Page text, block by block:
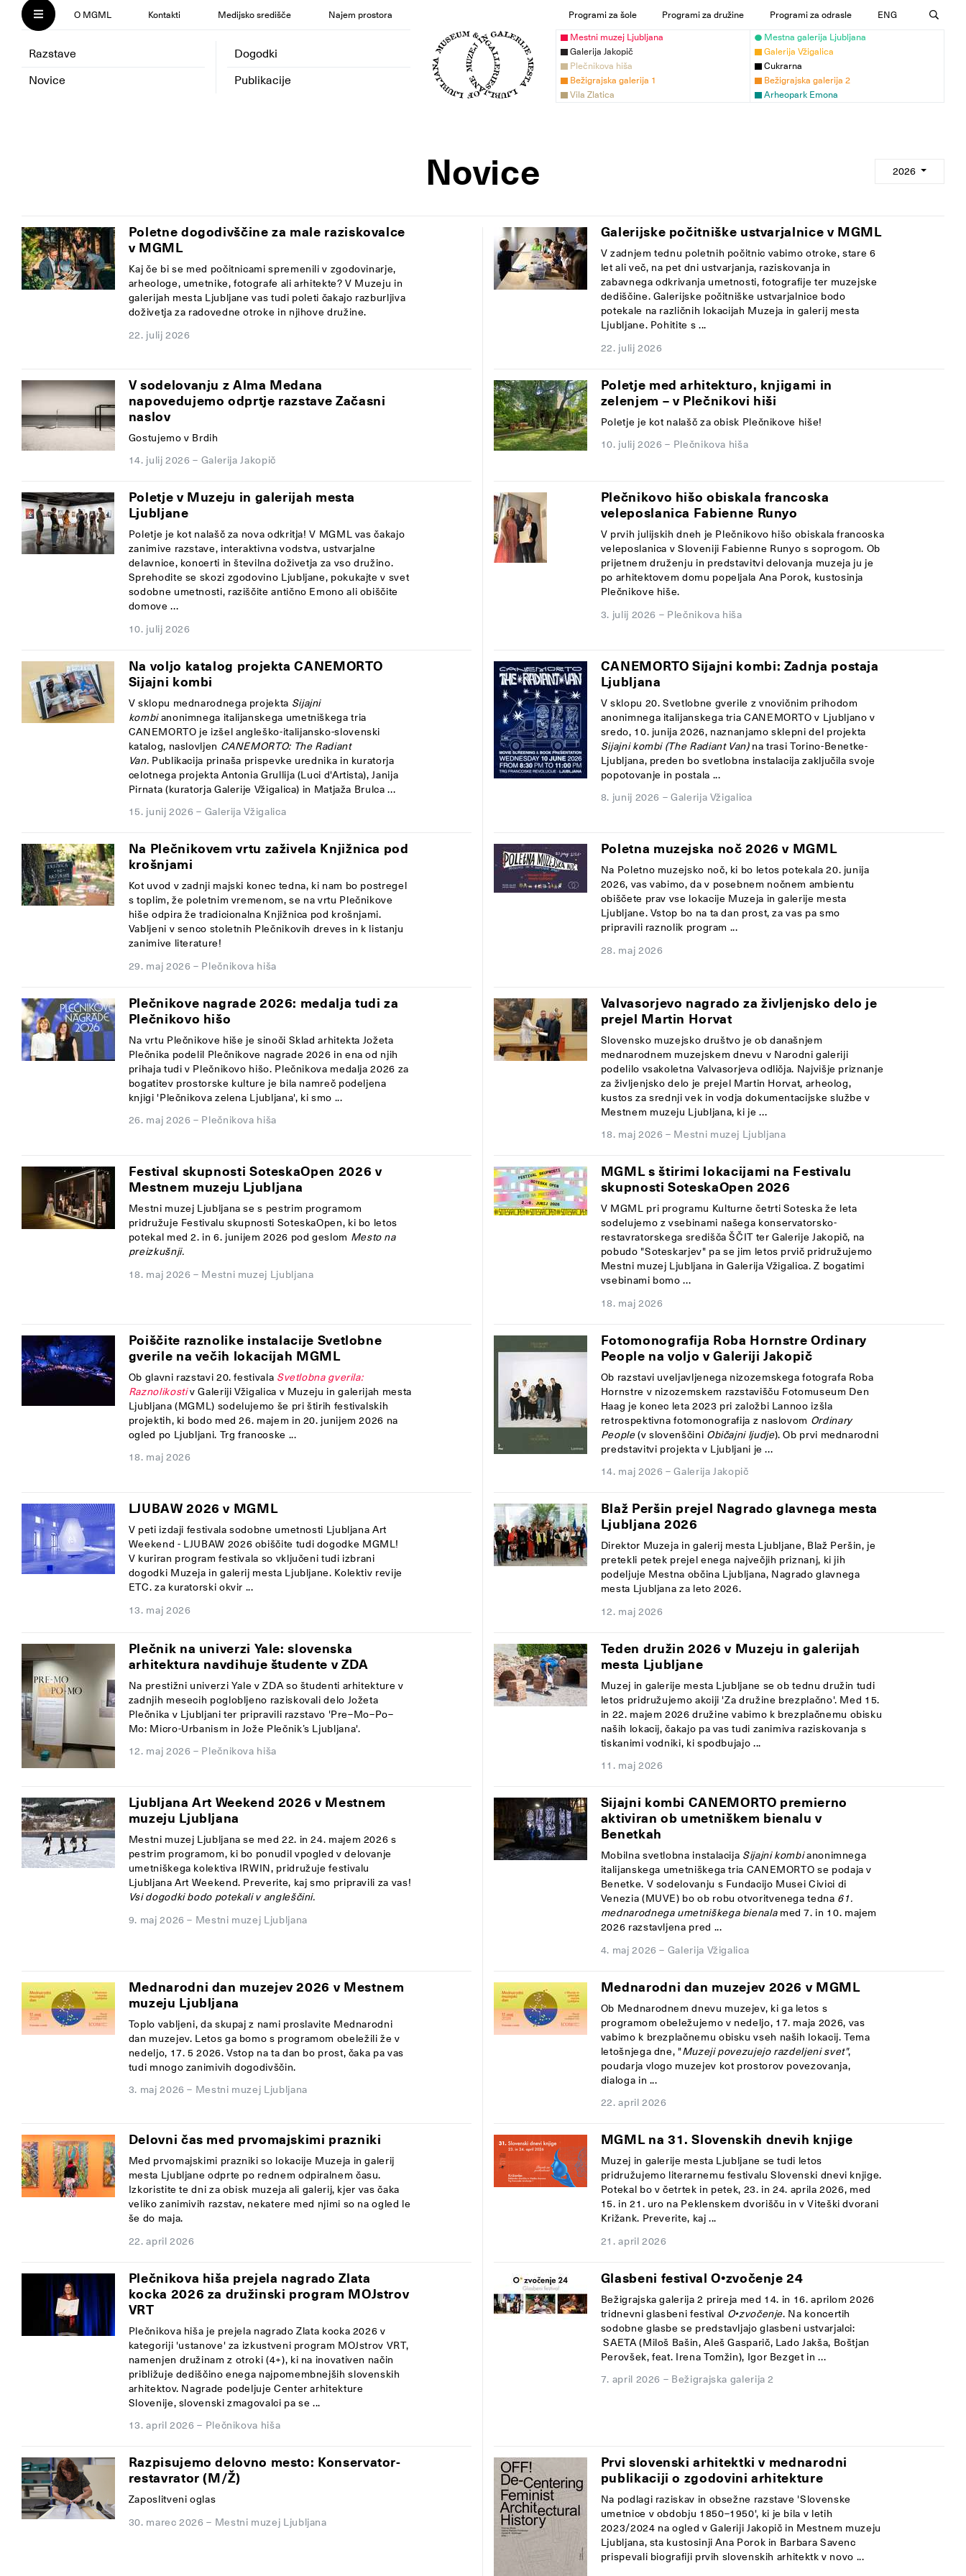
O MGML Kontakti Medijsko središče Najem prostora
Razstave
Dogodki
Novice
Publikacije
Programi za šole Programi za družine Programi za odrasle
ENG
Mestni muzej Ljubljana
Mestna galerija Ljubljana
Galerija Jakopič
Galerija Vžigalica
Plečnikova hiša
Cukrarna
Bežigrajska galerija 1
Bežigrajska galerija 2
Vila Zlatica
Arheopark Emona
Novice 2026
Poletne dogodivščine za male raziskovalce
v MGML
Kaj če bi se med počitnicami spremenili v zgodovinarje,
arheologe, umetnike, fotografe ali arhitekte? V Muzeju in
galerijah mesta Ljubljane vas tudi poleti čakajo razburljiva
doživetja za radovedne otroke in njihove družine.
22. julij 2026
Galerijske počitniške ustvarjalnice v MGML
V zadnjem tednu poletnih počitnic vabimo otroke, stare 6
let ali več, na pet dni ustvarjanja, raziskovanja in
zabavnega odkrivanja umetnosti, fotografije ter muzejske
dediščine. Galerijske počitniške ustvarjalnice bodo
potekale na različnih lokacijah Muzeja in galerij mesta
Ljubljane. Pohitite s ...
22. julij 2026
V sodelovanju z Alma Medana
napovedujemo odprtje razstave Začasni
naslov
Gostujemo v Brdih
14. julij 2026 – Galerija Jakopič
Poletje med arhitekturo, knjigami in
zelenjem – v Plečnikovi hiši
Poletje je kot nalašč za obisk Plečnikove hiše!
10. julij 2026 – Plečnikova hiša
Poletje v Muzeju in galerijah mesta
Ljubljane
Poletje je kot nalašč za nova odkritja! V MGML vas čakajo
zanimive razstave, interaktivna vodstva, ustvarjalne
delavnice, koncerti in številna doživetja za vso družino.
Sprehodite se skozi zgodovino Ljubljane, pokukajte v svet
sodobne umetnosti, raziščite antično Emono ali obiščite
domove ...
10. julij 2026
Plečnikovo hišo obiskala francoska
veleposlanica Fabienne Runyo
V prvih julijskih dneh je Plečnikovo hišo obiskala francoska
veleposlanica v Sloveniji Fabienne Runyo s soprogom. Ob
prijetnem druženju in predstavitvi delovanja muzeja ju je
po arhitektovem domu popeljala Ana Porok, kustosinja
Plečnikove hiše.
3. julij 2026 – Plečnikova hiša
Na voljo katalog projekta CANEMORTO
Sijajni kombi
V sklopu mednarodnega projekta Sijajni
kombianonimnega italijanskega umetniškega tria
CANEMORTO je izšel angleško-italijansko-slovenski
katalog, naslovljen CANEMORTO: The Radiant
Van. Publikacija prinaša prispevke urednika in kuratorja
celotnega projekta Antonia Grullija (Luci d'Artista), Janija
Pirnata (kuratorja Galerije Vžigalica) in Matjaža Brulca ...
15. junij 2026 – Galerija Vžigalica
CANEMORTO Sijajni kombi: Zadnja postaja
Ljubljana
V sklopu 20. Svetlobne gverile z vnovičnim prihodom
anonimnega italijanskega tria CANEMORTO v Ljubljano v
sredo, 10. junija 2026, naznanjamo sklepni del projekta
Sijajni kombi (The Radiant Van)na trasi Torino-Benetke-
Ljubljana, preden bo svetlobna instalacija zaključila svoje
popotovanje in postala ...
8. junij 2026 – Galerija Vžigalica
Na Plečnikovem vrtu zaživela Knjižnica pod
krošnjami
Kot uvod v zadnji majski konec tedna, ki nam bo postregel
s toplim, že poletnim vremenom, se na vrtu Plečnikove
hiše odpira že tradicionalna Knjižnica pod krošnjami.
Vabljeni v senco stoletnih Plečnikovih dreves in k listanju
zanimive literature!
29. maj 2026 – Plečnikova hiša
Poletna muzejska noč 2026 v MGML
Na Poletno muzejsko noč, ki bo letos potekala 20. junija
2026, vas vabimo, da v posebnem nočnem ambientu
obiščete prav vse lokacije Muzeja in galerije mesta
Ljubljane. Vstop bo na ta dan prost, za vas pa smo
pripravili raznolik program ...
28. maj 2026
Plečnikove nagrade 2026: medalja tudi za
Plečnikovo hišo
Na vrtu Plečnikove hiše je sinoči Sklad arhitekta Jožeta
Plečnika podelil Plečnikove nagrade 2026 in ena od njih
prihaja tudi v Plečnikovo hišo. Plečnikova medalja 2026 za
bogatitev prostorske kulture je bila namreč podeljena
knjigi 'Plečnikova zelena Ljubljana', ki smo ...
26. maj 2026 – Plečnikova hiša
Valvasorjevo nagrado za življenjsko delo je
prejel Martin Horvat
Slovensko muzejsko društvo je ob današnjem
mednarodnem muzejskem dnevu v Narodni galeriji
podelilo vsakoletna Valvasorjeva odličja. Najvišje priznanje
za življenjsko delo je prejel Martin Horvat, arheolog,
kustos za srednji vek in vodja dokumentacijske službe v
Mestnem muzeju Ljubljana, ki je ...
18. maj 2026 – Mestni muzej Ljubljana
Festival skupnosti SoteskaOpen 2026 v
Mestnem muzeju Ljubljana
Mestni muzej Ljubljana se s pestrim programom
pridružuje Festivalu skupnosti SoteskaOpen, ki bo letos
potekal med2. in 6. junijem 2026 pod geslom Mesto na
preizkušnji.
18. maj 2026 – Mestni muzej Ljubljana
MGML s štirimi lokacijami na Festivalu
skupnosti SoteskaOpen 2026
V MGML pri programu Kulturne četrti Soteska že leta
sodelujemo z vsebinami našega konservatorsko-
restavratorskega središča ŠČIT terGalerije Jakopič, na
pobudo "Soteskarjev" pa se jim letos prvič pridružujemo
Mestni muzej Ljubljana inGalerija Vžigalica. Z bogatimi
vsebinami bomo ...
18. maj 2026
Poiščite raznolike instalacije Svetlobne
gverile na večih lokacijah MGML
Ob glavni razstavi 20. festivala Svetlobna gverila:
Raznolikosti vGaleriji Vžigalica v Muzeju in galerijah mesta
Ljubljana (MGML) sodelujemo še pri štirih festivalskih
projektih, ki bodo med 26. majem in 20. junijem 2026 na
ogled po Ljubljani. Trg francoske ...
18. maj 2026
Fotomonografija Roba Hornstre Ordinary
People na voljo v Galeriji Jakopič
Ob razstavi uveljavljenega nizozemskega fotografa Roba
Hornstre v nizozemskem razstavišču Fotomuseum Den
Haag je konec leta 2023 pri založbi Lannoo izšla
retrospektivna fotomonografija z naslovom Ordinary
People(v slovenščini Običajni ljudje). Ob prvi mednarodni
predstavitvi projekta v Ljubljani je ...
14. maj 2026 – Galerija Jakopič
LJUBAW 2026 v MGML
V peti izdaji festivala sodobne umetnosti LjubljanaArt
Weekend - LJUBAW 2026 obiščite tudi dogodke MGML!
V kuriran program festivala so vključeni tudi izbrani
dogodki Muzeja in galerij mesta Ljubljane. Kolektiv revije
ETC. za kuratorski okvir ...
13. maj 2026
Blaž Peršin prejel Nagrado glavnega mesta
Ljubljana 2026
Direktor Muzeja in galerij mesta Ljubljane, Blaž Peršin, je
pretekli petek prejel enega največjih priznanj, ki jih
podeljuje Mestna občina Ljubljana, Nagrado glavnega
mesta Ljubljana za leto 2026.
12. maj 2026
Plečnik na univerzi Yale: slovenska
arhitektura navdihuje študente v ZDA
Na prestižni univerzi Yale v ZDA so študenti arhitekture v
zadnjih mesecih poglobljeno raziskovali delo Jožeta
Plečnika v Ljubljani ter pripravili razstavo 'Pre–Mo–Po–
Mo: Micro-Urbanism in Jože Plečnik’s Ljubljana'.
12. maj 2026 – Plečnikova hiša
Teden družin 2026 v Muzeju in galerijah
mesta Ljubljane
Muzej in galerije mesta Ljubljane se ob tednu družin tudi
letos pridružujemo akciji 'Za družine brezplačno'. Med 15.
in 22. majem 2026 družine vabimo k brezplačnemu obisku
naših lokacij, čakajo pa vas tudi zanimiva raziskovanja s
tiskanimi vodniki, ki spodbujajo ...
11. maj 2026
Ljubljana Art Weekend 2026 v Mestnem
muzeju Ljubljana
Mestni muzej Ljubljana se med 22. in 24. majem 2026 s
pestrim programom, ki bo ponudil vpogled v delovanje
umetniškega kolektiva IRWIN, pridružuje festivalu
Ljubljana Art Weekend. Preverite, kaj smo pripravili za vas!
Vsi dogodki bodo potekali v angleščini.
9. maj 2026 – Mestni muzej Ljubljana
Sijajni kombi CANEMORTO premierno
aktiviran ob umetniškem bienalu v
Benetkah
Mobilna svetlobna instalacija Sijajni kombianonimnega
italijanskega umetniškega tria CANEMORTO se podaja v
Benetke. V sodelovanju s Fundacijo Musei Civici di
Venezia (MUVE) bo ob robu otvoritvenega tedna 61.
mednarodnega umetniškega bienalamed 7. in 10. majem
2026 razstavljena pred ...
4. maj 2026 – Galerija Vžigalica
Mednarodni dan muzejev 2026 v Mestnem
muzeju Ljubljana
Toplo vabljeni, da skupaj z nami proslavite Mednarodni
dan muzejev. Letos ga bomo s programom obeležili že v
nedeljo, 17. 5 2026. Vstop na ta dan bo prost, čaka pa vas
tudi mnogo zanimivih dogodivščin.
3. maj 2026 – Mestni muzej Ljubljana
Mednarodni dan muzejev 2026 v MGML
Ob Mednarodnem dnevu muzejev, ki ga letos s
programom obeležujemo v nedeljo, 17. maja 2026, vas
vabimo k brezplačnemu obisku vseh naših lokacij. Tema
letošnjega dne, "Muzeji povezujejo razdeljeni svet",
poudarja vlogo muzejev kot prostorov povezovanja,
dialoga in ...
22. april 2026
Delovni čas med prvomajskimi prazniki
Med prvomajskimi prazniki so lokacije Muzeja in galerij
mesta Ljubljane odprte po rednem odpiralnem času.
Izkoristite te dni za obisk muzeja ali galerij, kjer vas čaka
veliko zanimivih razstav, nekatere med njimi so na ogled le
še do maja.
22. april 2026
MGML na 31. Slovenskih dnevih knjige
Muzej in galerije mesta Ljubljane se tudi letos
pridružujemo literarnemu festivalu Slovenski dnevi knjige.
Potekal bo v četrtek in petek, 23. in 24. aprila 2026, med
15. in 21. uro na Peklenskem dvorišču in v Viteški dvorani
Križank. Preverite, kaj ...
21. april 2026
Plečnikova hiša prejela nagrado Zlata
kocka 2026 za družinski program MOJstrov
VRT
Plečnikova hiša je prejela nagrado Zlata kocka 2026 v
kategoriji 'ustanove' za izkustveni program MOJstrov VRT,
namenjen družinam z otroki (4+), ki na inovativen način
približuje dediščino enega najpomembnejših slovenskih
arhitektov. Nagrade podeljuje Center arhitekture
Slovenije, slovenski zmagovalci pa se ...
13. april 2026 – Plečnikova hiša
Glasbeni festival O•zvočenje 24
Bežigrajska galerija 2 prireja med 14. in 16. aprilom 2026
tridnevni glasbeni festival O•zvočenje. Na koncertih
sodobne glasbe se predstavljajo glasbeni ustvarjalci:
SAETA (Miloš Bašin, Aleš Gasparič, Lado Jakša, Boštjan
Perovšek, feat. Irena Tomžin), Igor Bezget in ...
7. april 2026 – Bežigrajska galerija 2
Razpisujemo delovno mesto: Konservator-
restavrator (M/Ž)
Zaposlitveni oglas
30. marec 2026 – Mestni muzej Ljubljana
Prvi slovenski arhitektki v mednarodni
publikaciji o zgodovini arhitekture
Na podlagi raziskav in obsežne razstave 'Slovenske
umetnice v obdobju 1850–1950', ki je bila v letih
2023/2024 na ogled v Galeriji Jakopič in Mestnem muzeju
Ljubljana, sta kustosinji Ana Porok in Barbara Savenc
prispevali biografiji prvih slovenskih arhitektk v novo ...